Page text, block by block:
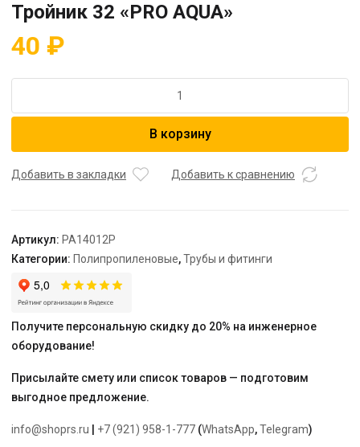
Тройник 32 «PRO AQUA»
40 ₽
Тройник
AQUA"
В корзину
Добавить в закладки Добавить к сравнению
Артикул: PA14012P
Категории: Полипропиленовые,Трубы и фитинги
Получите персональную скидку до 20% на инженерное
оборудование!
Присылайте смету или список товаров — подготовим
выгодное предложение.
info@shoprs.ru +7 (921) 958-1-777 (WhatsApp,Telegram)